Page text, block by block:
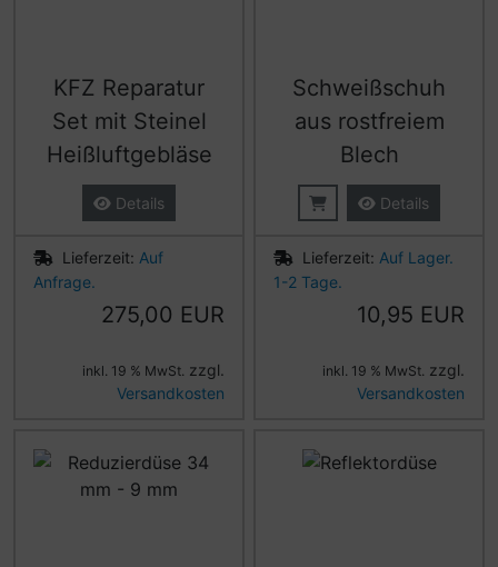
KFZ Reparatur
Set mit Steinel
Heißluftgebläse
Details
Lieferzeit: Auf
Anfrage.
275,00 EUR
inkl. 19 % MwSt. zzgl.
Versandkosten
Schweißschuh
aus rostfreiem
Blech
Details
Lieferzeit: Auf Lager.
1-2 Tage.
10,95 EUR
inkl. 19 % MwSt. zzgl.
Versandkosten